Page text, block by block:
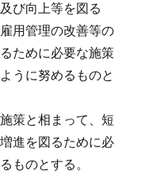
び向上等を図る
用管理の改善等の
ために必要な施策
うに努めるものと
策と相まって、短
進を図るために必
ものとする。